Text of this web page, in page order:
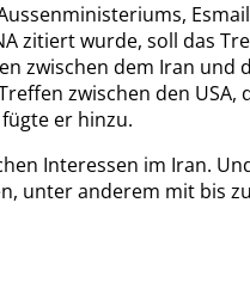
zitiert wurde, soll das
zwischen dem Iran und
zwischen den USA,
er hinzu.
Interessen im Iran.
unter anderem mit bis